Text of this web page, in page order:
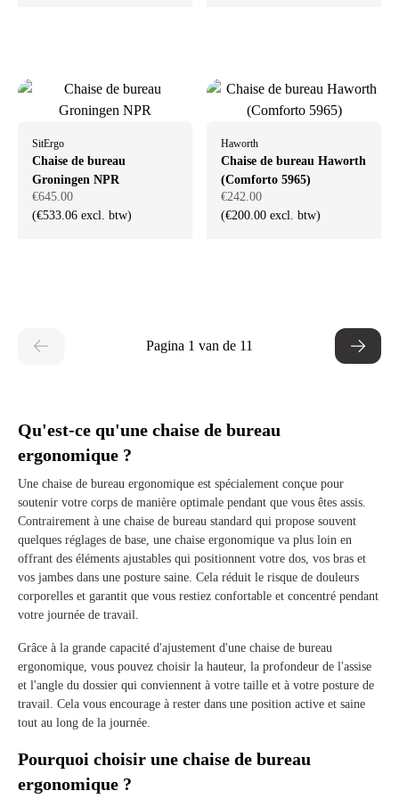
SitErgo
Chaise de bureau
Groningen NPR
€645.00
(€533.06 excl. btw)
Haworth
Chaise de bureau Haworth
(Comforto 5965)
€242.00
(€200.00 excl. btw)
Pagina 1 van de 11
Qu'est-ce qu'une chaise de bureau
ergonomique ?
Une chaise de bureau ergonomique est spécialement conçue pour
soutenir votre corps de manière optimale pendant que vous êtes assis.
Contrairement à une chaise de bureau standard qui propose souvent
quelques réglages de base, une chaise ergonomique va plus loin en
offrant des éléments ajustables qui positionnent votre dos, vos bras et
vos jambes dans une posture saine. Cela réduit le risque de douleurs
corporelles et garantit que vous restiez confortable et concentré pendant
votre journée de travail.
Grâce à la grande capacité d'ajustement d'une chaise de bureau
ergonomique, vous pouvez choisir la hauteur, la profondeur de l'assise
et l'angle du dossier qui conviennent à votre taille et à votre posture de
travail. Cela vous encourage à rester dans une position active et saine
tout au long de la journée.
Pourquoi choisir une chaise de bureau
ergonomique ?